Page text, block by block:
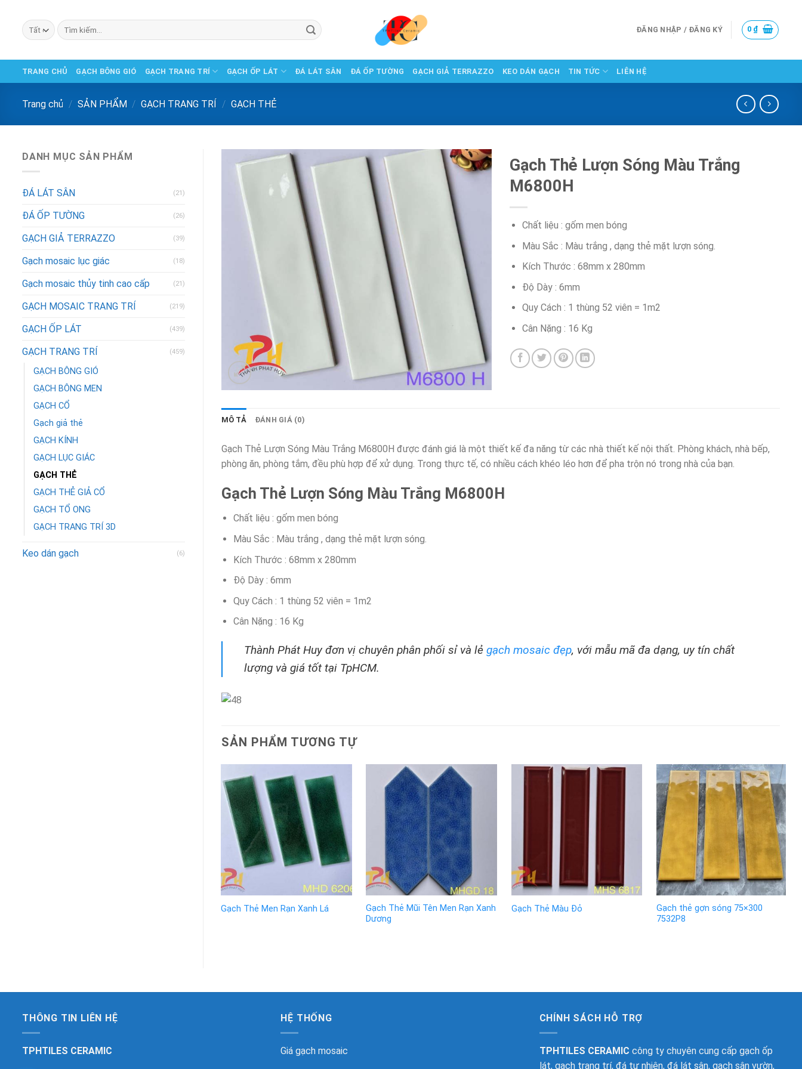
Tìm
kiếm:
ĐĂNG NHẬP / ĐĂNG KÝ 0 ₫
TRANG CHỦ GẠCH BÔNG GIÓ GẠCH TRANG TRÍ GẠCH ỐP LÁT ĐÁ LÁT SÂN ĐÁ ỐP TƯỜNG GẠCH GIẢ TERRAZZO KEO DÁN GẠCH TIN TỨC LIÊN HỆ
Trang chủ / SẢN PHẨM / GẠCH TRANG TRÍ / GẠCH THẺ
DANH MỤC SẢN PHẨM
ĐÁ LÁT SÂN (21)
ĐÁ ỐP TƯỜNG (26)
GẠCH GIẢ TERRAZZO (39)
Gạch mosaic lục giác (18)
Gạch mosaic thủy tinh cao cấp (21)
GẠCH MOSAIC TRANG TRÍ (219)
GẠCH ỐP LÁT (439)
GẠCH TRANG TRÍ (459)
GẠCH BÔNG GIÓ
GẠCH BÔNG MEN
GẠCH CỔ
Gạch giả thẻ
GẠCH KÍNH
GẠCH LỤC GIÁC
GẠCH THẺ
GẠCH THẺ GIẢ CỔ
GẠCH TỔ ONG
GẠCH TRANG TRÍ 3D
Keo dán gạch (6)
Gạch Thẻ Lượn Sóng Màu Trắng
M6800H
Chất liệu : gốm men bóng
Màu Sắc : Màu trắng , dạng thẻ mặt lượn sóng.
Kích Thước : 68mm x 280mm
Độ Dày : 6mm
Quy Cách : 1 thùng 52 viên = 1m2
Cân Nặng : 16 Kg
MÔ TẢ ĐÁNH GIÁ (0)
Gạch Thẻ Lượn Sóng Màu Trắng M6800H được đánh giá là một thiết kế đa năng từ các nhà thiết kế nội thất. Phòng khách, nhà bếp,
phòng ăn, phòng tắm, đều phù hợp để xử dụng. Trong thực tế, có nhiều cách khéo léo hơn để pha trộn nó trong nhà của bạn.
Gạch Thẻ Lượn Sóng Màu Trắng M6800H
Chất liệu : gốm men bóng
Màu Sắc : Màu trắng , dạng thẻ mặt lượn sóng.
Kích Thước : 68mm x 280mm
Độ Dày : 6mm
Quy Cách : 1 thùng 52 viên = 1m2
Cân Nặng : 16 Kg
Thành Phát Huy đơn vị chuyên phân phối sỉ và lẻ gạch mosaic đẹp, với mẫu mã đa dạng, uy tín chất
lượng và giá tốt tại TpHCM.
SẢN PHẨM TƯƠNG TỰ
Gạch Thẻ Men Rạn Xanh Lá
Gạch Thẻ Mũi Tên Men Rạn Xanh
Dương
Gạch Thẻ Màu Đỏ
Gạch thẻ gợn sóng 75×300
7532P8
THÔNG TIN LIÊN HỆ
TPHTILES CERAMIC
HỆ THỐNG
Giá gạch mosaic
CHÍNH SÁCH HỖ TRỢ
TPHTILES CERAMIC công ty chuyên cung cấp gạch ốp
lát, gạch trang trí, đá tự nhiên, đá lát sân, gạch sân vườn,